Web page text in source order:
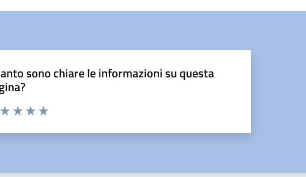
sono chiare le informazioni su questa
da 1 a 5 stelle la pagina